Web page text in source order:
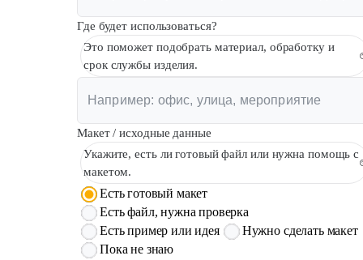
Где будет использоваться?
Это поможет подобрать материал, обработку и
срок службы изделия.
Макет / исходные данные
Укажите, есть ли готовый файл или нужна помощь с
макетом.
Есть готовый макет
Есть файл, нужна проверка
Есть пример или идея
Нужно сделать макет
Пока не знаю